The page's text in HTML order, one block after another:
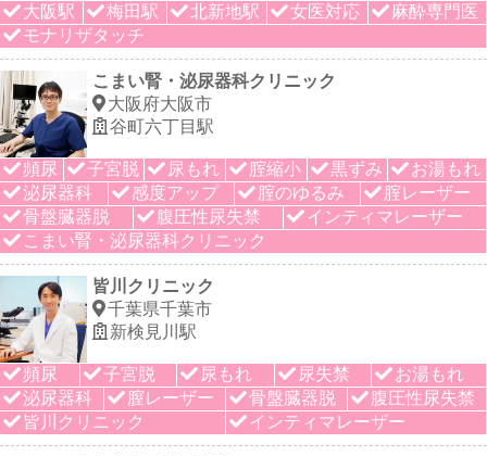
大阪駅 梅田駅 北新地駅 女医対応
麻酔専門医
モナリザタッチ
こまい腎・泌尿器科クリニック
大阪府大阪市
谷町六丁目駅
頻尿 子宮脱 尿もれ 腟縮小 黒ずみ
お湯もれ
泌尿器科
感度アップ 腟のゆるみ
腟レーザー
骨盤臓器脱
腹圧性尿失禁
インティマレーザー
こまい腎・泌尿器科クリニック
皆川クリニック
千葉県千葉市
新検見川駅
頻尿 子宮脱 尿もれ 尿失禁
お湯もれ
泌尿器科
膣レーザー 骨盤臓器脱
腹圧性尿失禁
皆川クリニック
インティマレーザー